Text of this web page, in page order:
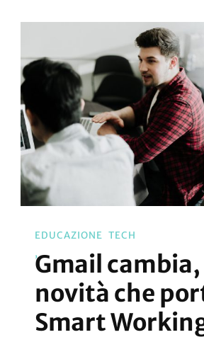
EDUCAZIONE TECH
Gmail cambia,
novità che
Smart